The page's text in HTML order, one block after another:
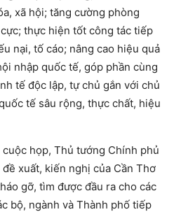
xã hội; tăng cường phòng
thực hiện tốt công tác tiếp
nại, tố cáo; nâng cao hiệu quả
nhập quốc tế, góp phần cùng
tế độc lập, tự chủ gắn với chủ
tế sâu rộng, thực chất, hiệu
họp, Thủ tướng Chính phủ
xuất, kiến nghị của Cần Thơ
gỡ, tìm được đầu ra cho các
bộ, ngành và Thành phố tiếp